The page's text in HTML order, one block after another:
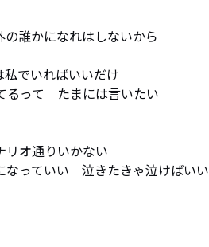
誰かになれはしないから
でいればいいだけ
って　たまには言いたい
リオ通りいかない
っていい　泣きたきゃ泣けばいい